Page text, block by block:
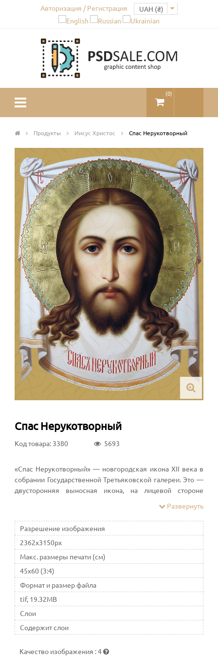
Авторизация / Регистрация
(0)
Продукты Иисус Христос Спас Нерукотворный
Спас Нерукотворный
Код товара: 3380 5693
«Спас Нерукотворный» — новгородская икона XII века в
собрании Государственной Третьяковской галереи. Это —
двусторонняя выносная икона, на лицевой стороне
Нерукотворный «на чрепии», а на обороте — сцена
Прославление креста
Развернуть
Разрешение изображения
2362x3150px
Макс. размеры печати (см)
45x60 (3:4)
Формат и размер файла
tif, 19.32MB
Слои
Содержит слои
Качество изображения :4